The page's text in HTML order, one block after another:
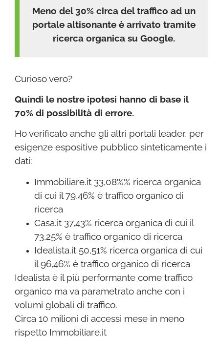
Meno del 30% circa del traffico ad un
portale altisonante è arrivato tramite
ricerca organica su Google.
Curioso vero?
Quindi le nostre ipotesi hanno di base il
70% di possibilità di errore.
Ho verificato anche gli altri portali leader, per
esigenze espositive pubblico sinteticamente i
dati:
Immobiliare.it 33,08%% ricerca organica
di cui il 79,46% è traffico organico di
ricerca
Casa.it 37,43% ricerca organica di cui il
73,25% è traffico organico di ricerca
Idealista.it 50,51% ricerca organica di cui
il 96,46% è traffico organico di ricerca
Idealista è il più performante come traffico
organico ma va parametrato anche con i
volumi globali di traffico.
Circa 10 milioni di accessi mese in meno
rispetto Immobiliare.it